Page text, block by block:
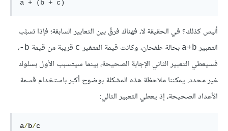
أليس كذلك؟ في الحقيقة لا، فهناك فرقٌ بين التعابير السابقة؛ فإذا تسبَّب
التعبير a+b بحالة طفحان، وكانت قيمة المتغير c قريبة من قيمة b-
،
فسيعطي التعبير الثاني الإجابة الصحيحة، بينما سيتسبب الأول بسلوك
غير محدد. يمكننا ملاحظة هذه المشكلة بوضوح أكبر باستخدام قسمة
الأعداد الصحيحة، إذ يعطي التعبير التالي:
a/b/c